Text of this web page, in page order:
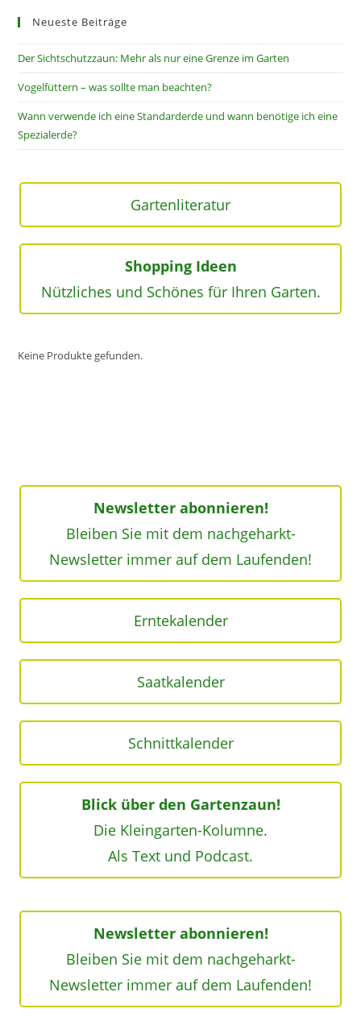
Neueste Beiträge
Der Sichtschutzzaun: Mehr als nur eine Grenze im Garten
Vogelfüttern – was sollte man beachten?
Wann verwende ich eine Standarderde und wann benötige ich eine
Spezialerde?
Gartenliteratur
Shopping Ideen
Nützliches und Schönes für Ihren Garten.
Keine Produkte gefunden.
Newsletter abonnieren!
Bleiben Sie mit dem nachgeharkt-
Newsletter immer auf dem Laufenden!
Erntekalender
Saatkalender
Schnittkalender
Blick über den Gartenzaun!
Die Kleingarten-Kolumne.
Als Text und Podcast.
Newsletter abonnieren!
Bleiben Sie mit dem nachgeharkt-
Newsletter immer auf dem Laufenden!